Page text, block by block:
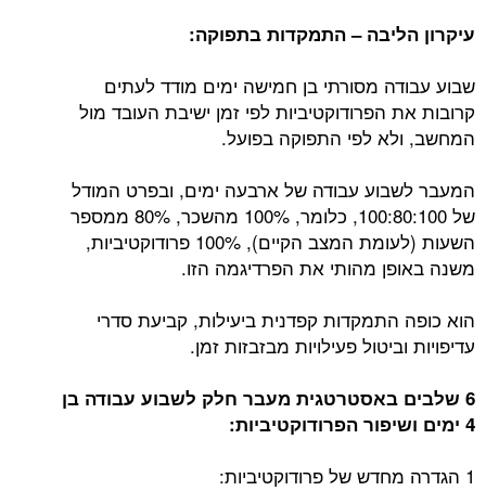
עיקרון הליבה – התמקדות בתפוקה:
שבוע עבודה מסורתי בן חמישה ימים מודד לעתים
קרובות את הפרודוקטיביות לפי זמן ישיבת העובד מול
המחשב, ולא לפי התפוקה בפועל.
המעבר לשבוע עבודה של ארבעה ימים, ובפרט המודל
של 100:80:100, כלומר, 100% מהשכר, 80% ממספר
השעות (לעומת המצב הקיים), 100% פרודוקטיביות,
משנה באופן מהותי את הפרדיגמה הזו.
הוא כופה התמקדות קפדנית ביעילות, קביעת סדרי
עדיפויות וביטול פעילויות מבזבזות זמן.
6 שלבים באסטרטגית מעבר חלק לשבוע עבודה בן
4 ימים ושיפור הפרודוקטיביות:
1 הגדרה מחדש של פרודוקטיביות: